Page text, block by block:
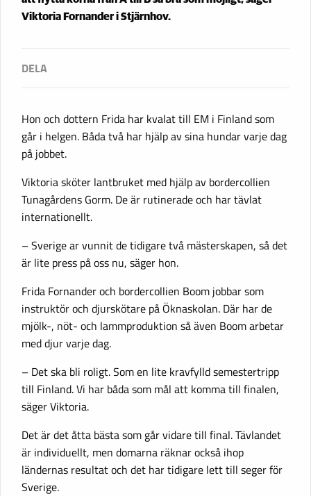
Viktoria Fornander i Stjärnhov.
Hon och dottern Frida har kvalat till EM i Finland som
går i helgen. Båda två har hjälp av sina hundar varje dag
på jobbet.
Viktoria sköter lantbruket med hjälp av bordercollien
Tunagårdens Gorm. De är rutinerade och har tävlat
internationellt.
– Sverige ar vunnit de tidigare två mästerskapen, så det
är lite press på oss nu, säger hon.
Frida Fornander och bordercollien Boom jobbar som
instruktör och djurskötare på Öknaskolan. Där har de
mjölk-, nöt- och lammproduktion så även Boom arbetar
med djur varje dag.
– Det ska bli roligt. Som en lite kravfylld semestertripp
till Finland. Vi har båda som mål att komma till finalen,
säger Viktoria.
Det är det åtta bästa som går vidare till final. Tävlandet
är individuellt, men domarna räknar också ihop
ländernas resultat och det har tidigare lett till seger för
Sverige.